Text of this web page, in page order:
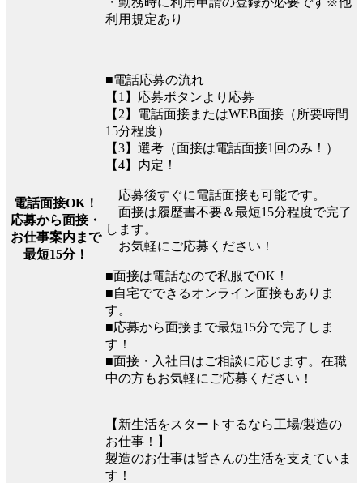
利用規定あり
電話面接OK！
応募から面接・
お仕事案内まで
最短15分！
■電話応募の流れ
【1】応募ボタンより応募
【2】電話面接またはWEB面接（所要時間
15分程度）
【3】選考（面接は電話面接1回のみ！）
【4】内定！
応募後すぐに電話面接も可能です。
面接は履歴書不要＆最短15分程度で完了
します。
お気軽にご応募ください！
■面接は電話なので私服でOK！
■自宅でできるオンライン面接もありま
す。
■応募から面接まで最短15分で完了しま
す！
■面接・入社日はご相談に応じます。在職
中の方もお気軽にご応募ください！
【新生活をスタートするなら工場/製造の
お仕事！】
製造のお仕事は皆さんの生活を支えていま
す！